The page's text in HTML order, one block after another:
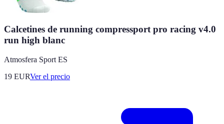
Calcetines de running compressport pro racing v4.0
run high blanc
Atmosfera Sport ES
19 EURVer el precio